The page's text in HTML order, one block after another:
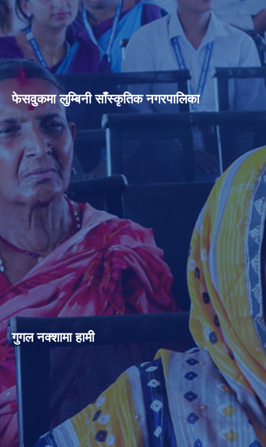
फेसवुकमा लुम्बिनी साँस्कृतिक नगरपालिका
गुगल नक्शामा हामी